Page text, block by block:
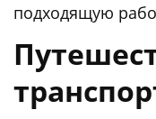
подходящую